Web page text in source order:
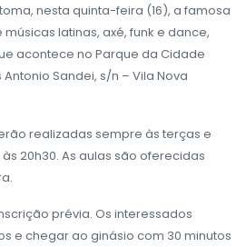
nesta quinta-feira (16), a famosa
latinas, axé, funk e dance,
acontece no Parque da Cidade
Sandei, s/n – Vila Nova
realizadas sempre às terças e
20h30. As aulas são oferecidas
prévia. Os interessados
e chegar ao ginásio com 30 minutos